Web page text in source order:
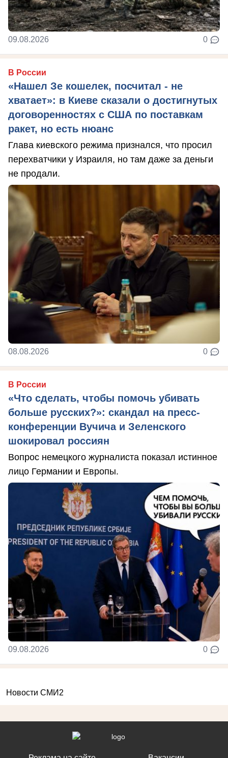
09.08.2026 0
В России
«Нашел Зе кошелек, посчитал - не
хватает»: в Киеве сказали о достигнутых
договоренностях с США по поставкам
ракет, но есть нюанс
Глава киевского режима признался, что просил
перехватчики у Израиля, но там даже за деньги
не продали.
08.08.2026 0
В России
«Что сделать, чтобы помочь убивать
больше русских?»: скандал на пресс-
конференции Вучича и Зеленского
шокировал россиян
Вопрос немецкого журналиста показал истинное
лицо Германии и Европы.
09.08.2026 0
Новости СМИ2